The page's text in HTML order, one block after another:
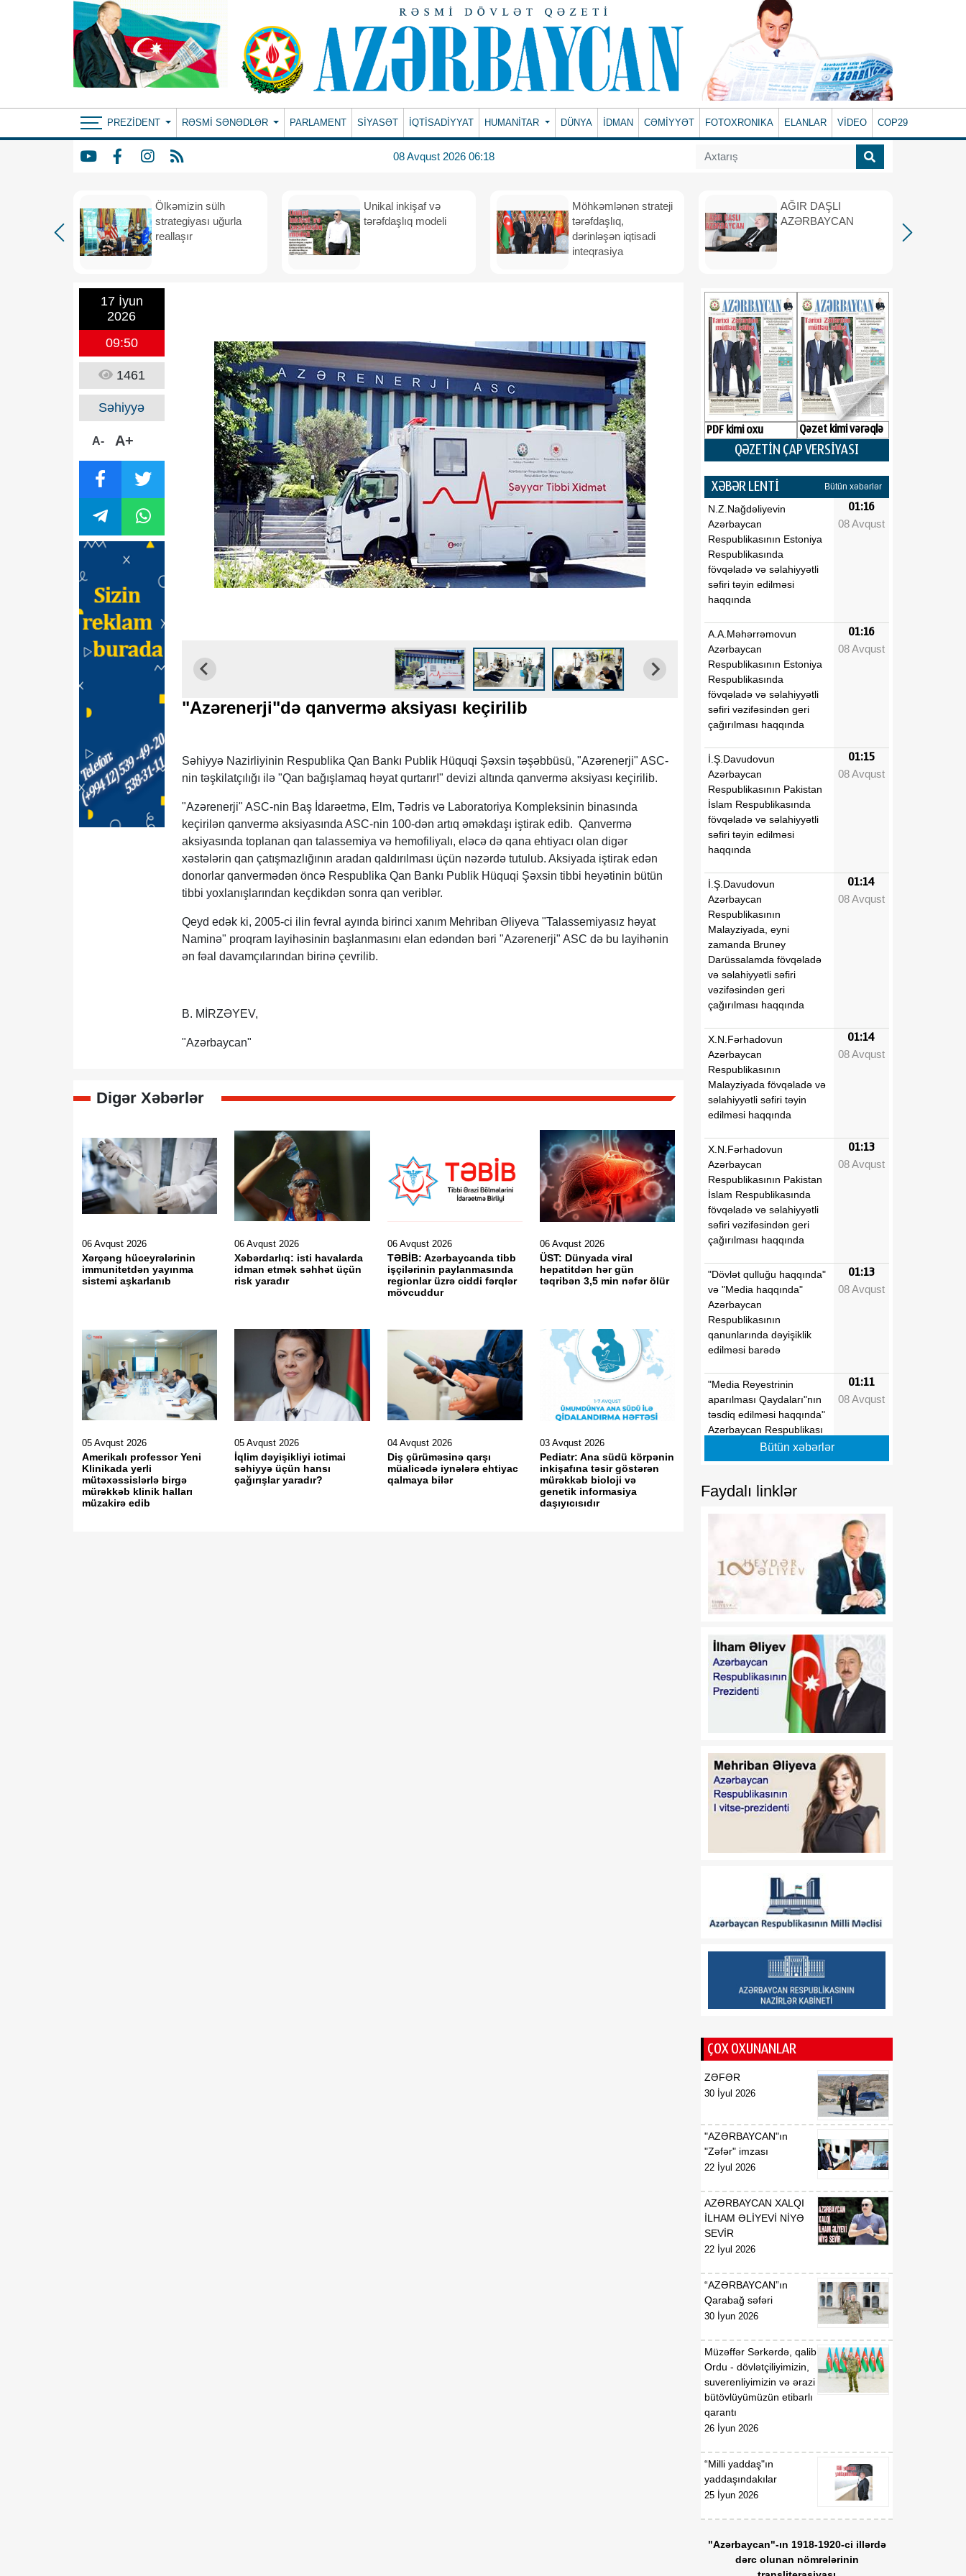
PREZIDENT RƏSMI SƏNƏDLƏR PARLAMENT SİYASƏT İQTİSADİYYAT HUMANITAR DÜNYA İDMAN CƏMİYYƏT FOTOXRONIKA ELANLAR VİDEO COP29
08 Avqust 2026 06:18
Ölkəmizin sülh
strategiyası uğurla
reallaşır
Unikal inkişaf və
tərəfdaşlıq modeli
Möhkəmlənən strateji
tərəfdaşlıq,
dərinləşən iqtisadi
inteqrasiya
AĞIR DAŞLI
AZƏRBAYCAN
17 İyun
2026
09:50
1461
Səhiyyə
A- A+
"Azərenerji"də qanvermə aksiyası keçirilib
Səhiyyə Nazirliyinin Respublika Qan Bankı Publik Hüquqi Şəxsin təşəbbüsü, "Azərenerji" ASC-
nin təşkilatçılığı ilə "Qan bağışlamaq həyat qurtarır!" devizi altında qanvermə aksiyası keçirilib.
"Azərenerji" ASC-nin Baş İdarəetmə, Elm, Tədris və Laboratoriya Kompleksinin binasında
keçirilən qanvermə aksiyasında ASC-nin 100-dən artıq əməkdaşı iştirak edib. Qanvermə
aksiyasında toplanan qan talassemiya və hemofiliyalı, eləcə də qana ehtiyacı olan digər
xəstələrin qan çatışmazlığının aradan qaldırılması üçün nəzərdə tutulub. Aksiyada iştirak edən
donorlar qanvermədən öncə Respublika Qan Bankı Publik Hüquqi Şəxsin tibbi heyətinin bütün
tibbi yoxlanışlarından keçdikdən sonra qan veriblər.
Qeyd edək ki, 2005-ci ilin fevral ayında birinci xanım Mehriban Əliyeva "Talassemiyasız həyat
Naminə" proqram layihəsinin başlanmasını elan edəndən bəri "Azərenerji" ASC də bu layihənin
ən fəal davamçılarından birinə çevrilib.
B. MİRZƏYEV,
"Azərbaycan"
Digər Xəbərlər
06 Avqust 2026
Xərçəng hüceyrələrinin
immunitetdən yayınma
sistemi aşkarlanıb
06 Avqust 2026
Xəbərdarlıq: isti havalarda
idman etmək səhhət üçün
risk yaradır
06 Avqust 2026
TƏBİB: Azərbaycanda tibb
işçilərinin paylanmasında
regionlar üzrə ciddi fərqlər
mövcuddur
06 Avqust 2026
ÜST: Dünyada viral
hepatitdən hər gün
təqribən 3,5 min nəfər ölür
05 Avqust 2026
Amerikalı professor Yeni
Klinikada yerli
mütəxəssislərlə birgə
mürəkkəb klinik halları
müzakirə edib
05 Avqust 2026
İqlim dəyişikliyi ictimai
səhiyyə üçün hansı
çağırışlar yaradır?
04 Avqust 2026
Diş çürüməsinə qarşı
müalicədə iynələrə ehtiyac
qalmaya bilər
03 Avqust 2026
Pediatr: Ana südü körpənin
inkişafına təsir göstərən
mürəkkəb bioloji və
genetik informasiya
daşıyıcısıdır
PDF kimi oxu Qəzet kimi vərəqlə
QƏZETİN ÇAP VERSİYASI
XƏBƏR LENTİ Bütün xəbərlər
N.Z.Nağdəliyevin
Azərbaycan
Respublikasının Estoniya
Respublikasında
fövqəladə və səlahiyyətli
səfiri təyin edilməsi
haqqında
01:16
08 Avqust
A.A.Məhərrəmovun
Azərbaycan
Respublikasının Estoniya
Respublikasında
fövqəladə və səlahiyyətli
səfiri vəzifəsindən geri
çağırılması haqqında
01:16
08 Avqust
İ.Ş.Davudovun
Azərbaycan
Respublikasının Pakistan
İslam Respublikasında
fövqəladə və səlahiyyətli
səfiri təyin edilməsi
haqqında
01:15
08 Avqust
İ.Ş.Davudovun
Azərbaycan
Respublikasının
Malayziyada, eyni
zamanda Bruney
Darüssalamda fövqəladə
və səlahiyyətli səfiri
vəzifəsindən geri
çağırılması haqqında
01:14
08 Avqust
X.N.Fərhadovun
Azərbaycan
Respublikasının
Malayziyada fövqəladə və
səlahiyyətli səfiri təyin
edilməsi haqqında
01:14
08 Avqust
X.N.Fərhadovun
Azərbaycan
Respublikasının Pakistan
İslam Respublikasında
fövqəladə və səlahiyyətli
səfiri vəzifəsindən geri
çağırılması haqqında
01:13
08 Avqust
"Dövlət qulluğu haqqında"
və "Media haqqında"
Azərbaycan
Respublikasının
qanunlarında dəyişiklik
edilməsi barədə
01:13
08 Avqust
"Media Reyestrinin
aparılması Qaydaları"nın
təsdiq edilməsi haqqında"
Azərbaycan Respublikası
Prezidentinin 2022-ci il 26
sentyabr tarixli 1846
dəyişiklik edilməsi barədə
01:11
08 Avqust
Respublikasının
qanunlarında dəyişiklik
edilməsi barədə"
Azərbaycan
14 iyul tarixli 449-VIIQD
nömrəli Qanununun tətbiqi
və bununla əlaqədar bəzi
məsələlərin tənzimlənməsi
01:09
08 Avqust
İnvestisiya Forumunun
Təşkilat Komitəsinin
yaradılması haqqında
08 Avqust
Respublikasının Elm və
Təhsil və Elm Nazirliyi
arasında illik təhsil
kvotalarının qarşılıqlı
ayrılması haqqında
01:04
08 Avqust
BİLDİRİŞ 00:57
Azərbaycanın xarici
siyasətinin əsasında milli
dayanır
07 Avqust
Azərbaycan
diplomatiyasının növbəti
zəfəri idi
18:23
Tarixi Vaşinqton görüşü:
ABŞ-Azərbaycan
əlaqələrində və Cənubi
Qafqazın sülh
mərhələ
18:22
07 Avqust
Xarici ölkələrin informasiya
şəbəkələrinə hücumlar
edən şəxslər saxlanılıblar
18:20
07 Avqust
Heyvan kəsimi
məntəqələrində
monitorinqlər aparılıb
18:18
07 Avqust
texnologiyalar dilin
qarşısında aciz qala bilər
07 Avqust
Azərbaycan müxtəlif
geosiyasi məkanlar
imkanları olan dövlət
mövqeyini gücləndirir
17:55
07 Avqust
Bütün xəbərlər
Faydalı linklər
ÇOX OXUNANLAR
ZƏFƏR
30 İyul 2026
"AZƏRBAYCAN"ın
"Zəfər" imzası
22 İyul 2026
AZƏRBAYCAN XALQI
İLHAM ƏLİYEVİ NİYƏ
SEVİR
22 İyul 2026
“AZƏRBAYCAN”ın
Qarabağ səfəri
30 İyun 2026
Müzəffər Sərkərdə, qalib
Ordu - dövlətçiliyimizin,
suverenliyimizin və ərazi
bütövlüyümüzün etibarlı
qarantı
26 İyun 2026
“Milli yaddaş"ın
yaddaşındakılar
25 İyun 2026
"Azərbaycan"-ın 1918-1920-ci illərdə
dərc olunan nömrələrinin